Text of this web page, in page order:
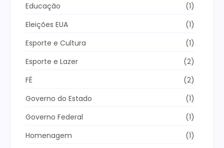
Educação
(1)
Eleições EUA
(1)
Esporte e Cultura
(1)
Esporte e Lazer
(2)
FÉ
(2)
Governo do Estado
(1)
Governo Federal
(1)
Homenagem
(1)